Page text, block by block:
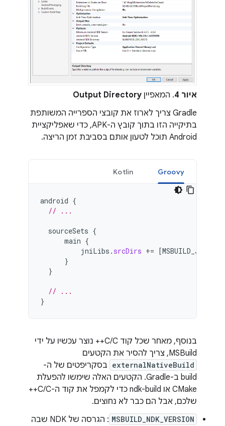
איור 4 . המאפיין Output Directory
Gradle צריך לארוז את קובצי הספרייה המשותפת
בתיקייה הזו בתוך קובץ ה-APK, כדי שאפליקציית
Android תוכל לטעון אותם בסביבת זמן הריצה.
Groovy
Kotlin
android {
// ...
sourceSets {
main {
jniLibs . srcDirs += [
}
}
// ...
}
בנוסף, מאחר שכל קוד C/C++ נוצר עכשיו על ידי
MSBuild, צריך להסיר את הקטעים
externalNativeBuild בסקריפטים של ה-
build ב-Gradle. הקטעים האלה שימשו להפעלת
CMake או ndk-build כדי לקמפל את קוד ה-C/C++
שלכם, אבל הם כבר לא נחוצים.
MSBUILD_NDK_VERSION
: הגרסה של NDK שבה